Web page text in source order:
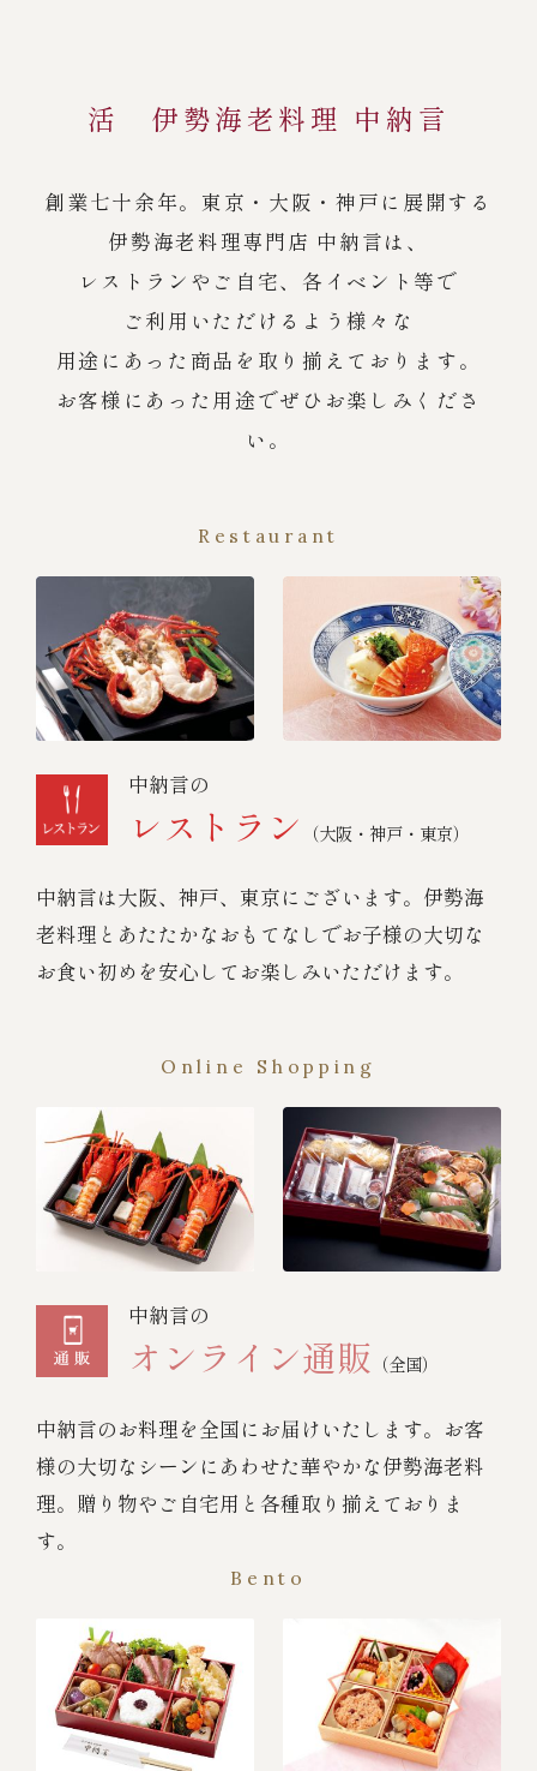
活 伊勢海老料理 中納言
創業七十余年。東京・大阪・神戸に展開する
伊勢海老料理専門店 中納言は、
レストランやご自宅、各イベント等で
ご利用いただけるよう様々な
用途にあった商品を取り揃えております。
お客様にあった用途でぜひお楽しみくださ
い。
Restaurant
中納言の
レストラン （大阪・神戸・東京）
中納言は大阪、神戸、東京にございます。伊勢海
老料理とあたたかなおもてなしでお子様の大切な
お食い初めを安心してお楽しみいただけます。
Online Shopping
中納言の
オンライン通販 （全国）
中納言のお料理を全国にお届けいたします。お客
様の大切なシーンにあわせた華やかな伊勢海老料
理。贈り物やご自宅用と各種取り揃えておりま
す。
Bento